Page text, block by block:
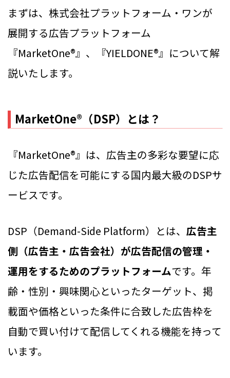
まずは、株式会社プラットフォーム・ワンが
展開する広告プラットフォーム
『MarketOne®』、『YIELDONE®』について解
説いたします。
MarketOne®（DSP）とは？
『MarketOne®』は、広告主の多彩な要望に応
じた広告配信を可能にする国内最大級のDSPサ
ービスです。
DSP（Demand-Side Platform）とは、 広告主
側（広告主・広告会社）が広告配信の管理・
運用をするためのプラットフォームです。年
齢・性別・興味関心といったターゲット、掲
載面や価格といった条件に合致した広告枠を
自動で買い付けて配信してくれる機能を持って
います。